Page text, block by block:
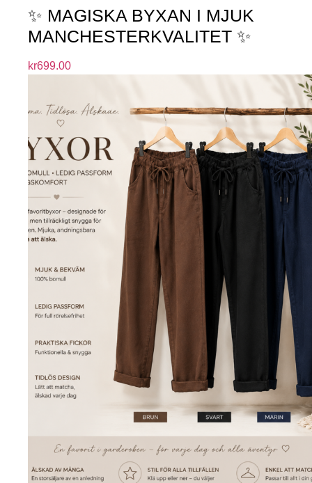
✨ MAGISKA BYXAN I MJUK
MANCHESTERKVALITET ✨
kr699.00